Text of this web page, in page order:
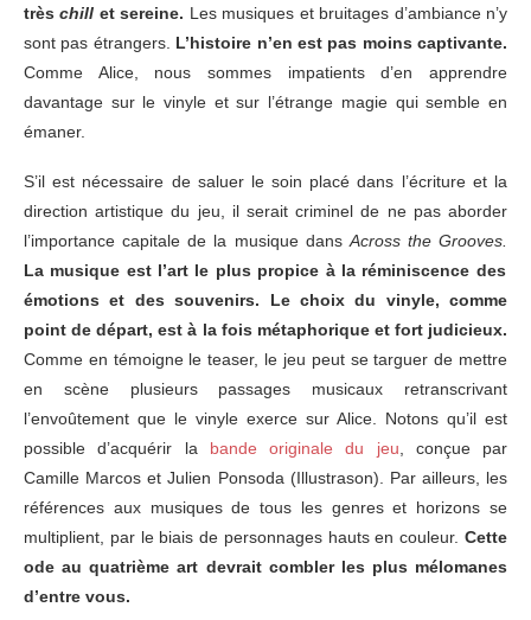
trèschill et sereine. Les musiques et bruitages d’ambiance n’y
sont pas étrangers. L’histoire n’en est pas moins captivante.
Comme Alice, nous sommes impatients d’en apprendre
davantage sur le vinyle et sur l’étrange magie qui semble en
émaner.
S’il est nécessaire de saluer le soin placé dans l’écriture et la
direction artistique du jeu, il serait criminel de ne pas aborder
l’importance capitale de la musique dans Across the Grooves.
La musique est l’art le plus propice à la réminiscence des
émotions et des souvenirs. Le choix du vinyle, comme
point de départ, est à la fois métaphorique et fort judicieux.
Comme en témoigne le teaser, le jeu peut se targuer de mettre
en scène plusieurs passages musicaux retranscrivant
l’envoûtement que le vinyle exerce sur Alice. Notons qu’il est
possible d’acquérir la bande originale du jeu , conçue par
Camille Marcos et Julien Ponsoda (Illustrason). Par ailleurs, les
références aux musiques de tous les genres et horizons se
multiplient, par le biais de personnages hauts en couleur. Cette
ode au quatrième art devrait combler les plus mélomanes
d’entre vous.